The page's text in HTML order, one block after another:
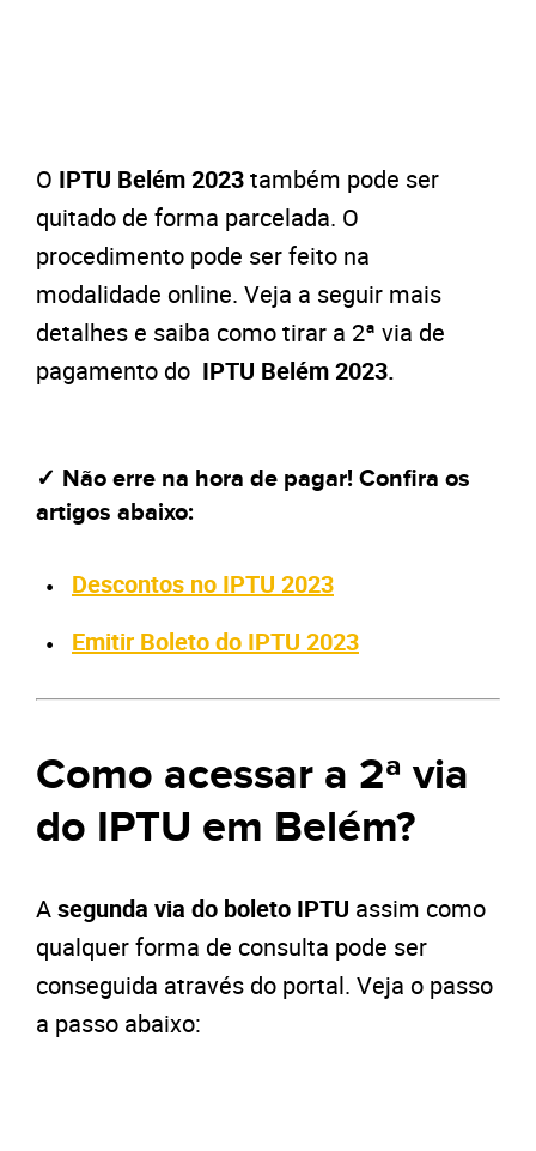
O IPTU Belém 2023também pode ser
quitado de forma parcelada. O
procedimento pode ser feito na
modalidade online. Veja a seguir mais
detalhes e saiba como tirar a 2ª via de
pagamento do IPTU Belém 2023.
✓ Não erre na hora de pagar! Confira os
artigos abaixo:
Descontos no IPTU 2023
Emitir Boleto do IPTU 2023
Como acessar a 2ª via
do IPTU em Belém?
Asegunda via do boleto IPTU assim como
qualquer forma de consulta pode ser
conseguida através do portal. Veja o passo
a passo abaixo: